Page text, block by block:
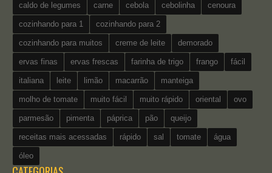
caldo de legumes carne cebola cebolinha cenoura
cozinhando para 1 cozinhando para 2
cozinhando para muitos creme de leite demorado
ervas finas ervas frescas farinha de trigo frango fácil
italiana leite limão macarrão manteiga
molho de tomate muito fácil muito rápido oriental ovo
parmesão pimenta páprica pão queijo
receitas mais acessadas rápido sal tomate água
óleo